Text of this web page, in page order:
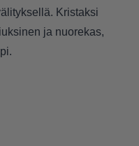
Kristaksi
ja nuorekas,